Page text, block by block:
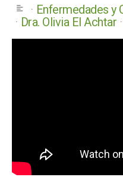
Enfermedades y
Dra. Olivia El Achtar